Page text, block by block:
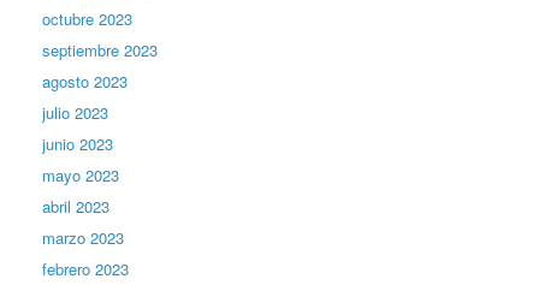
octubre 2023
septiembre 2023
agosto 2023
julio 2023
junio 2023
mayo 2023
abril 2023
marzo 2023
febrero 2023